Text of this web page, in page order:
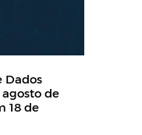
Dados
agosto de
18 de